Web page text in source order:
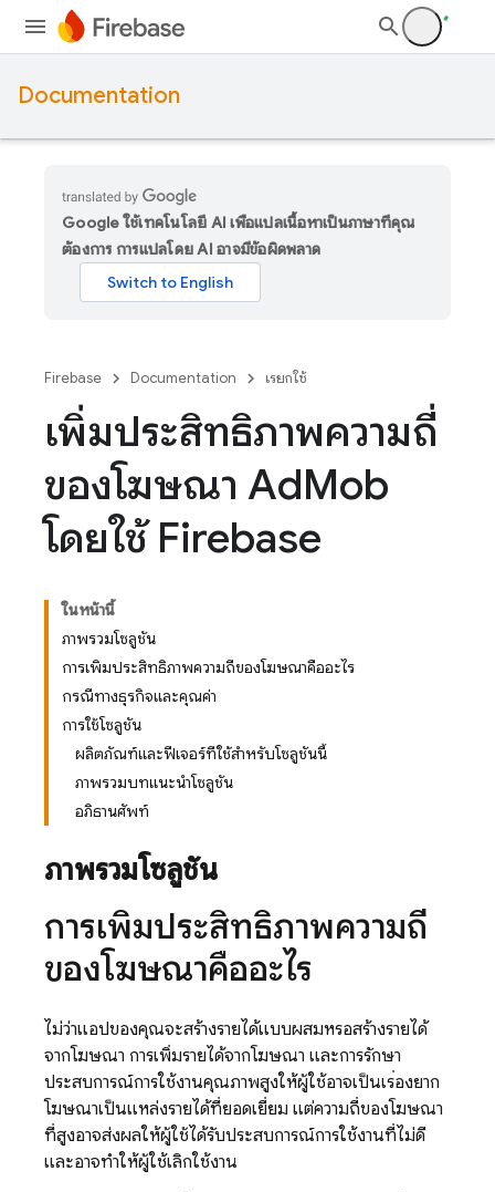
Documentation
Google ใช้เทคโนโลยี AI เพื่อแปลเนื้อหาเป็นภาษาที่คุณ
ต้องการ การแปลโดย AI อาจมีข้อผิดพลาด
Firebase Documentation เรียกใช้
เพิ่มประสิทธิภาพความถี่
ของโฆษณา AdMob
โดยใช้ Firebase
ในหน้านี้
ภาพรวมโซลูชัน
การเพิ่มประสิทธิภาพความถี่ของโฆษณาคืออะไร
กรณีทางธุรกิจและคุณค่า
การใช้โซลูชัน
ผลิตภัณฑ์และฟีเจอร์ที่ใช้สำหรับโซลูชันนี้
ภาพรวมบทแนะนำโซลูชัน
อภิธานศัพท์
ภาพรวมโซลูชัน
การเพิ่มประสิทธิภาพความถี่
ของโฆษณาคืออะไร
ไม่ว่าแอปของคุณจะสร้างรายได้แบบผสมหรือสร้างรายได้
จากโฆษณา การเพิ่มรายได้จากโฆษณา และการรักษา
ประสบการณ์การใช้งานคุณภาพสูงให้ผู้ใช้อาจเป็นเรื่องยาก
โฆษณาเป็นแหล่งรายได้ที่ยอดเยี่ยม แต่ความถี่ของโฆษณา
ที่สูงอาจส่งผลให้ผู้ใช้ได้รับประสบการณ์การใช้งานที่ไม่ดี
และอาจทำให้ผู้ใช้เลิกใช้งาน